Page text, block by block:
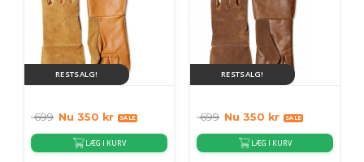
RESTSALG!
699 Nu 350 kr
LÆG I KURV
RESTSALG!
699 Nu 350 kr
LÆG I KURV